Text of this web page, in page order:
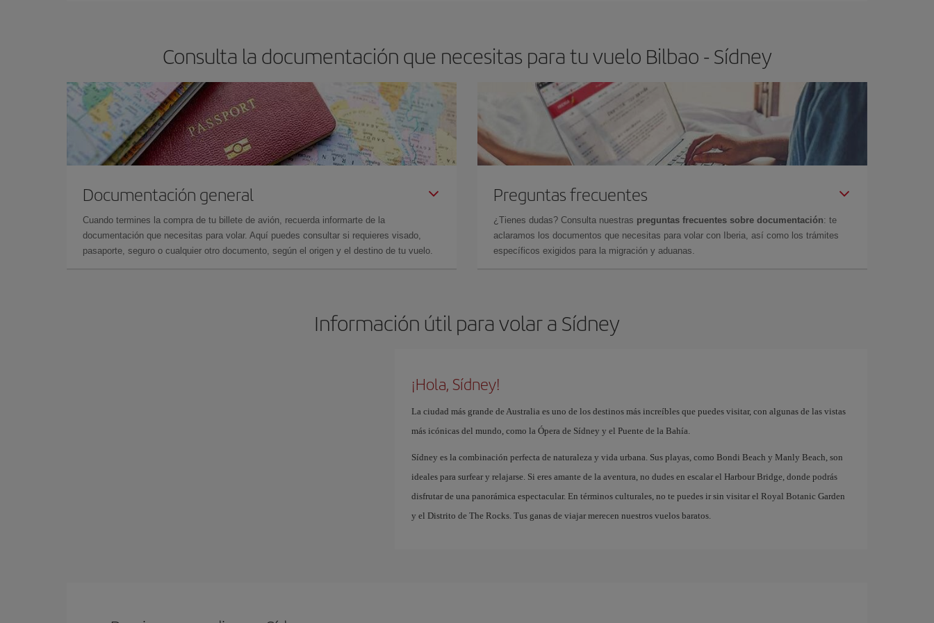
Consulta la documentación que necesitas para tu vuelo Bilbao - Sídney
Documentación general
Cuando termines la compra de tu billete de avión, recuerda informarte de la
documentación que necesitas para volar. Aquí puedes consultar si requieres visado,
pasaporte, seguro o cualquier otro documento, según el origen y el destino de tu vuelo.
Preguntas frecuentes
¿Tienes dudas? Consulta nuestras preguntas frecuentes sobre documentación: te
aclaramos los documentos que necesitas para volar con Iberia, así como los trámites
específicos exigidos para la migración y aduanas.
Información útil para volar a Sídney
¡Hola, Sídney!
La ciudad más grande de Australia es uno de los destinos más increíbles que puedes visitar, con algunas de las vistas
más icónicas del mundo, como la Ópera de Sídney y el Puente de la Bahía.
Sídney es la combinación perfecta de naturaleza y vida urbana. Sus playas, como Bondi Beach y Manly Beach, son
ideales para surfear y relajarse. Si eres amante de la aventura, no dudes en escalar el Harbour Bridge, donde podrás
disfrutar de una panorámica espectacular. En términos culturales, no te puedes ir sin visitar el Royal Botanic Garden
y el Distrito de The Rocks. Tus ganas de viajar merecen nuestros vuelos baratos.